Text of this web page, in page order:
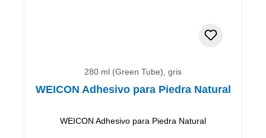
280 ml (Green Tube), gris
WEICON Adhesivo para Piedra Natural
WEICON Adhesivo para Piedra Natural